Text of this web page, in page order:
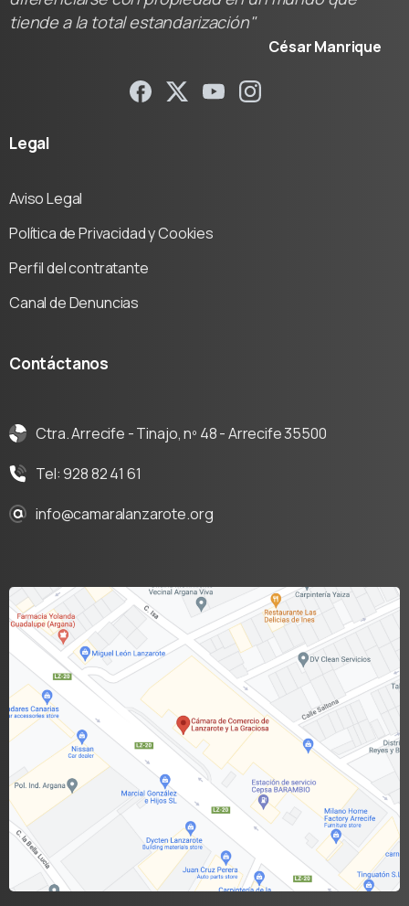
tiende a la total estandarización"
César Manrique
Legal
Aviso Legal
Política de Privacidad y Cookies
Perfil del contratante
Canal de Denuncias
Contáctanos
Ctra. Arrecife - Tinajo, nº 48 - Arrecife 35500
Tel: 928 82 41 61
info@camaralanzarote.org